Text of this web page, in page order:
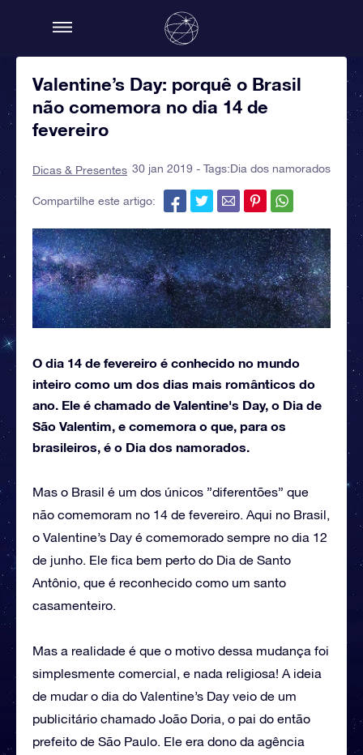
Valentine’s Day: porquê o Brasil
não comemora no dia 14 de
fevereiro
Dicas & Presentes 30 jan 2019 - Tags:Dia dos namorados
Compartilhe este artigo:
O dia 14 de fevereiro é conhecido no mundo
inteiro como um dos dias mais românticos do
ano. Ele é chamado de Valentine's Day, o Dia de
São Valentim, e comemora o que, para os
brasileiros, é o Dia dos namorados.
Mas o Brasil é um dos únicos ”diferentões” que
não comemoram no 14 de fevereiro. Aqui no Brasil,
o Valentine’s Day é comemorado sempre no dia 12
de junho. Ele fica bem perto do Dia de Santo
Antônio, que é reconhecido como um santo
casamenteiro.
Mas a realidade é que o motivo dessa mudança foi
simplesmente comercial, e nada religiosa! A ideia
de mudar o dia do Valentine’s Day veio de um
publicitário chamado João Doria, o pai do então
prefeito de São Paulo. Ele era dono da agência